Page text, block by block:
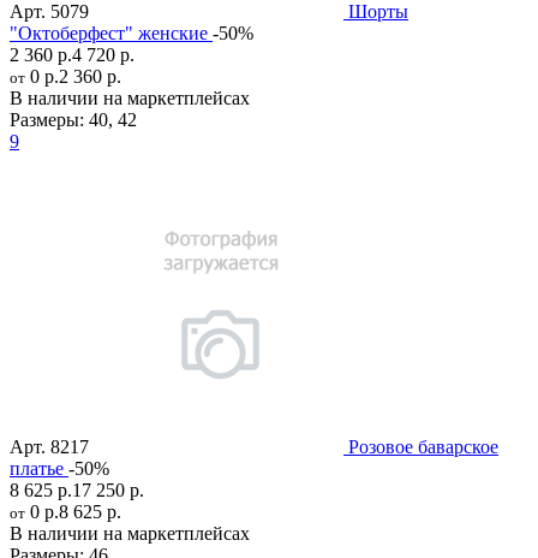
Арт. 5079
Шорты
"Октоберфест" женские -50%
2 360 р.4 720 р.
от 0 р.2 360 р.
В наличии на маркетплейсах
Размеры: 40, 42
9
Арт. 8217
Розовое баварское
платье -50%
8 625 р.17 250 р.
от 0 р.8 625 р.
В наличии на маркетплейсах